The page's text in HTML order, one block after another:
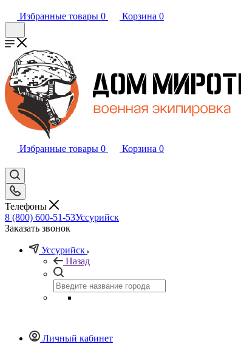
Избранные товары 0 Корзина 0
Избранные товары 0 Корзина 0
Телефоны
8 (800) 600-51-53Уссурийск
Заказать звонок
Уссурийск
Назад
Личный кабинет